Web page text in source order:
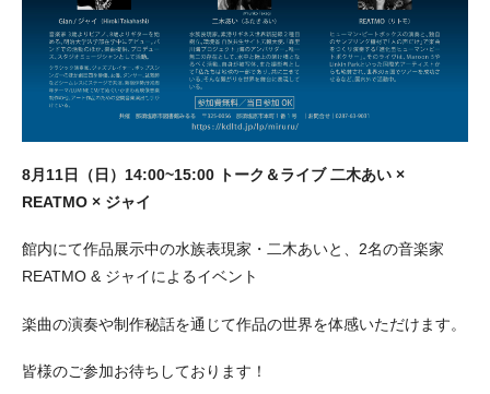
8月11日（日）14:00~15:00 トーク＆ライブ 二木あい ×
REATMO × ジャイ
館内にて作品展示中の水族表現家・二木あいと、2名の音楽家
REATMO & ジャイによるイベント
楽曲の演奏や制作秘話を通じて作品の世界を体感いただけます。
皆様のご参加お待ちしております！